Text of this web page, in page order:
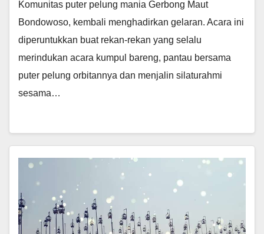
Komunitas puter pelung mania Gerbong Maut
Bondowoso, kembali menghadirkan gelaran. Acara ini
diperuntukkan buat rekan-rekan yang selalu
merindukan acara kumpul bareng, pantau bersama
puter pelung orbitannya dan menjalin silaturahmi
sesama…